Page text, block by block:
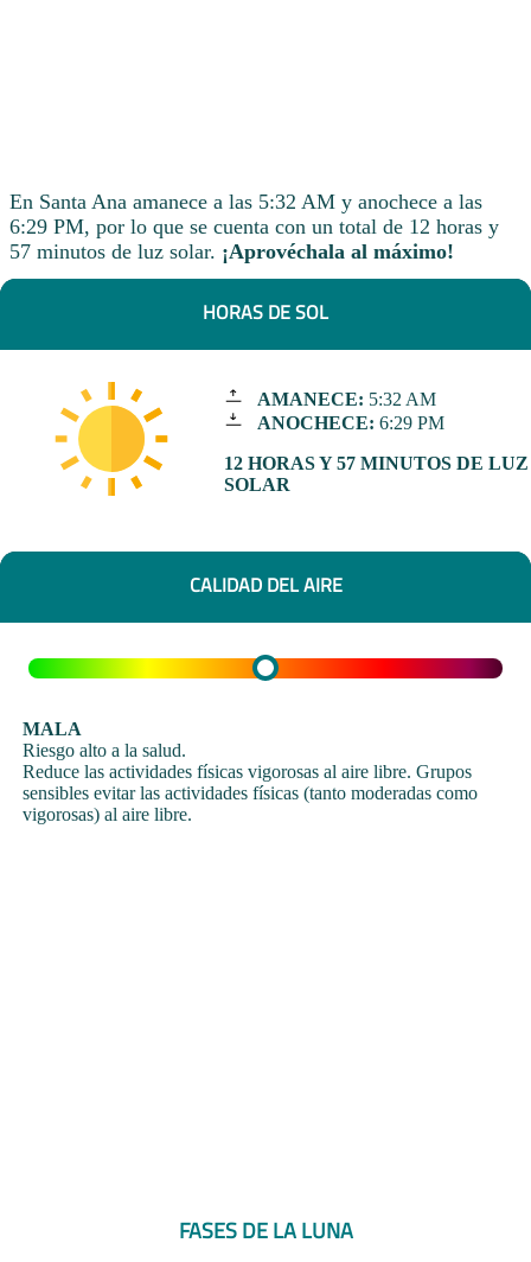
En Santa Ana amanece a las 5:32 AM y anochece a las
6:29 PM, por lo que se cuenta con un total de 12 horas y
57 minutos de luz solar. ¡Aprovéchala al máximo!
HORAS DE SOL
AMANECE: 5:32 AM
ANOCHECE: 6:29 PM
12 HORAS Y 57 MINUTOS DE LUZ
SOLAR
CALIDAD DEL AIRE
MALA
Riesgo alto a la salud.
Reduce las actividades físicas vigorosas al aire libre. Grupos
sensibles evitar las actividades físicas (tanto moderadas como
vigorosas) al aire libre.
FASES DE LA LUNA